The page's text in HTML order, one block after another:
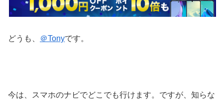
どうも、 ＠Tonyです。
今は、スマホのナビでどこでも行けます。ですが、知らな